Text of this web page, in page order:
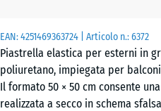
EAN:4251469363724 | Articolo n.:6372
Piastrella elastica per esterni in
poliuretano, impiegata per
Il formato 50 × 50 cm consente
realizzata a secco in schema
diversa
indicazione
nei dati del
prodotto).